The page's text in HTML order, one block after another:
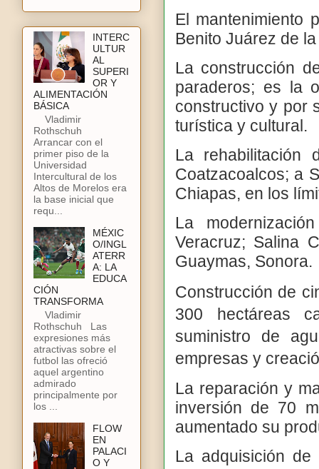
El mantenimiento
Benito Juárez de
La construcción
paraderos; es la
constructivo y por
turística y cultural.
La rehabilitación
Coatzacoalcos; a
Chiapas, en los
La
Veracruz; Salina
Guaymas, Sonora.
Construcción de
300 hectáreas
suministro de
empresas y
La reparación y
inversión de 70
aumentado su
La adquisición
INTERC
ULTUR
AL
SUPERI
OR Y
ALIMENTACIÓN
BÁSICA
Vladimir
Rothschuh
Arrancar con el
primer piso de la
Universidad
Intercultural de los
Altos de Morelos era
la base inicial que
requ...
MÉXIC
O/INGL
ATERR
A: LA
EDUCA
CIÓN
TRANSFORMA
Vladimir
Rothschuh Las
expresiones más
atractivas sobre el
futbol las ofreció
aquel argentino
admirado
principalmente por
los ...
FLOW
EN
PALACI
O Y